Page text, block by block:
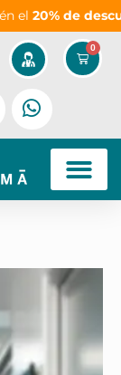
20% de
0